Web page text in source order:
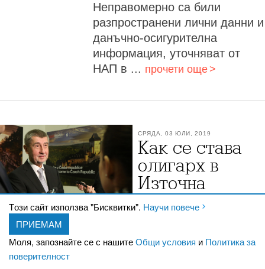
Неправомерно са били
разпространени лични данни и
данъчно-осигурителна
информация, уточняват от
НАП в ... прочети още
СРЯДА, 03 ЮЛИ, 2019
Как се става
олигарх в
Източна
Европа
Унгария: в Източна Европа олигарсите
Tози сайт използва "Бисквитки". Научи повече
ПРИЕМАМ
Моля, запознайте се с нашитеОбщи условия и Политика за
поверителност